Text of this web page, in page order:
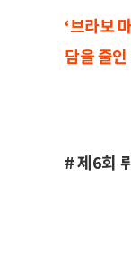
‘브라보
담을 줄
# 제6회